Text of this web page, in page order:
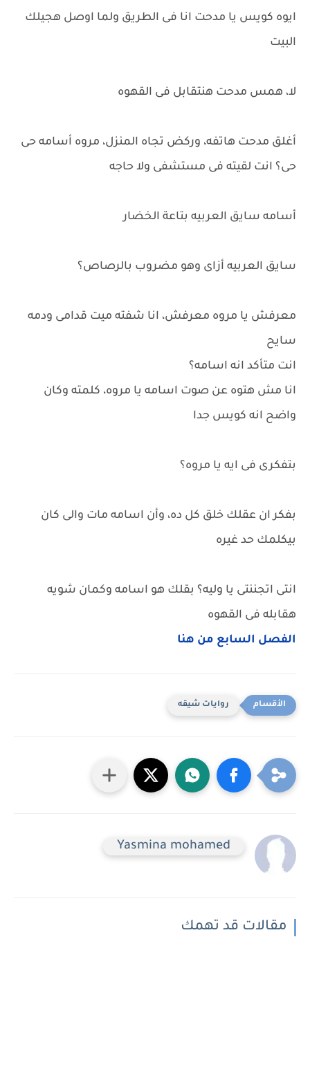
ايوه كويس يا مدحت انا فى الطريق ولما اوصل هجيلك
البيت
لا، همس مدحت هنتقابل فى القهوه
أغلق مدحت هاتفه، وركض تجاه المنزل، مروه أسامه حى
حى؟ انت لقيته فى مستشفى ولا حاجه
أسامه سايق العربيه بتاعة الخضار
سايق العربيه أزاى وهو مضروب بالرصاص؟
معرفش يا مروه معرفش، انا شفته ميت قدامى ودمه
سايح
انت متأكد انه اسامه؟
انا مش هتوه عن صوت اسامه يا مروه، كلمته وكان
واضح انه كويس جدا
بتفكرى فى ايه يا مروه؟
بفكر ان عقلك خلق كل ده، وأن اسامه مات والى كان
بيكلمك حد غيره
انتى اتجننتى يا وليه؟ بقلك هو اسامه وكمان شويه
هقابله فى القهوه
الفصل السابع من هنا
روايات شيقه
Yasmina mohamed
مقالات قد تهمك